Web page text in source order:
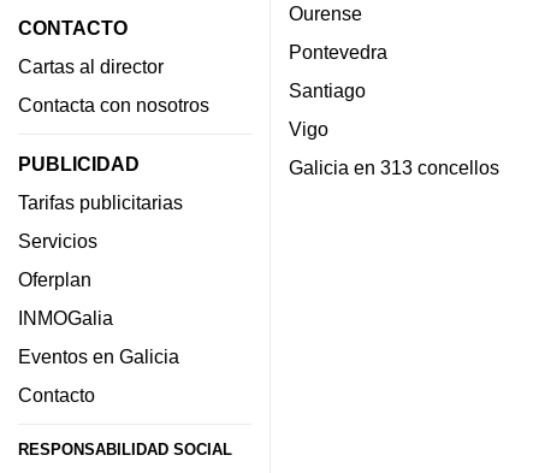
CONTACTO
Cartas al director
Contacta con nosotros
PUBLICIDAD
Tarifas publicitarias
Servicios
Oferplan
INMOGalia
Eventos en Galicia
Contacto
RESPONSABILIDAD SOCIAL
Ourense
Pontevedra
Santiago
Vigo
Galicia en 313 concellos